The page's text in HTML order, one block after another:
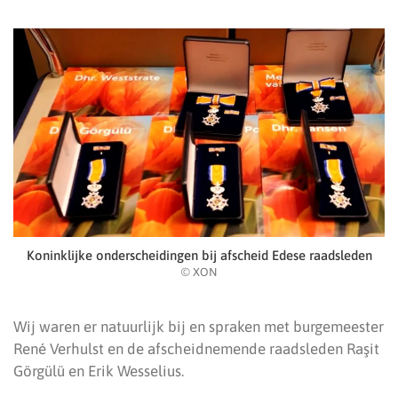
Koninklijke onderscheidingen bij afscheid Edese raadsleden
© XON
Wij waren er natuurlijk bij en spraken met burgemeester
René Verhulst en de afscheidnemende raadsleden Raşit
Görgülü en Erik Wesselius.